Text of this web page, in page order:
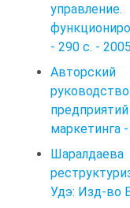
- 290 с. -
маркетинга
Удэ: Изд-во